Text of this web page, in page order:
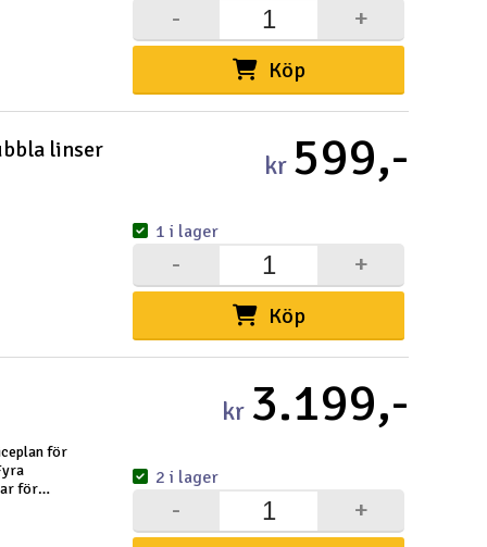
Köp
+
-
linser kr 599,-
Köp
+
-
1 i lager
för
för
kr 3.199,-
+
-
2 i lager